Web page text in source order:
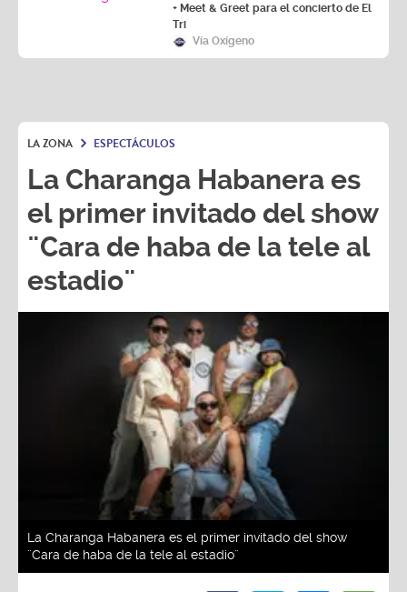
+ Meet & Greet para el concierto de El
Tri
Vía Oxígeno
LA ZONA ESPECTÁCULOS
La Charanga Habanera es
el primer invitado del show
¨Cara de haba de la tele al
estadio¨
La Charanga Habanera es el primer invitado del show
¨Cara de haba de la tele al estadio¨